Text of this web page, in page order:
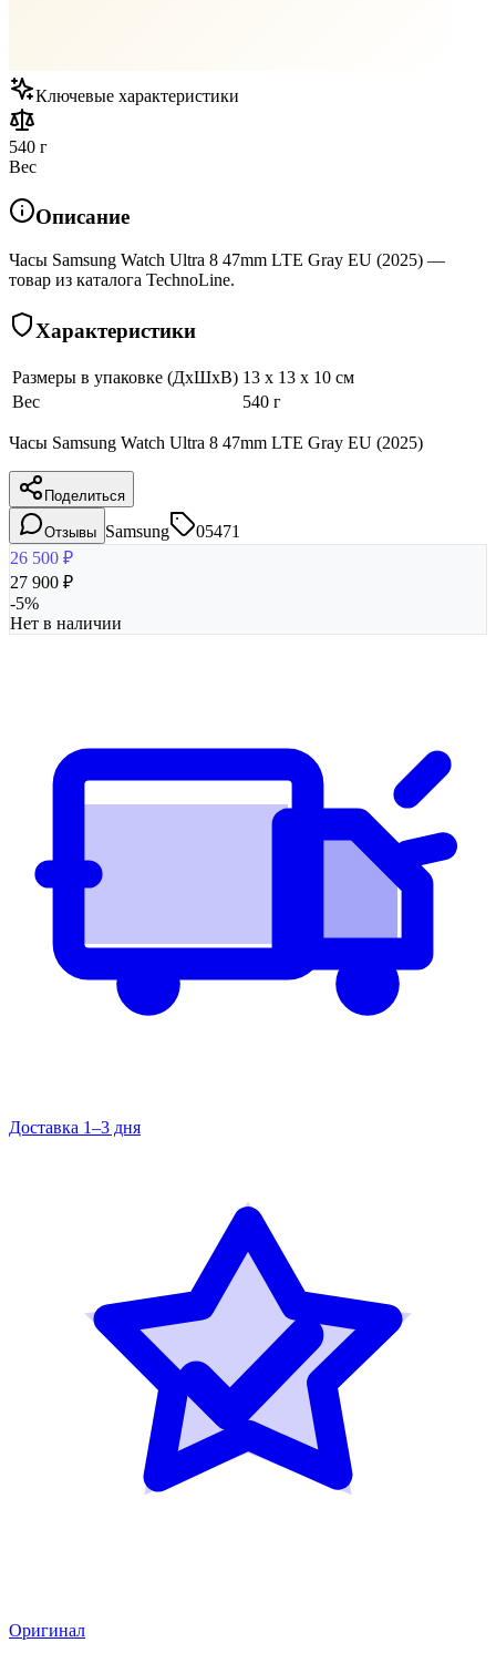
Ключевые характеристики
540 г
Вес
Описание
Часы Samsung Watch Ultra 8 47mm LTE Gray EU (2025) —
товар из каталога TechnoLine.
Характеристики
Размеры в упаковке (ДхШхВ) 13 x 13 x 10 см
Вес
540 г
Часы Samsung Watch Ultra 8 47mm LTE Gray EU (2025)
Поделиться
Отзывы Samsung
05471
26 500 ₽
27 900 ₽
-5%
Нет в наличии
Доставка 1–3 дня
Оригинал